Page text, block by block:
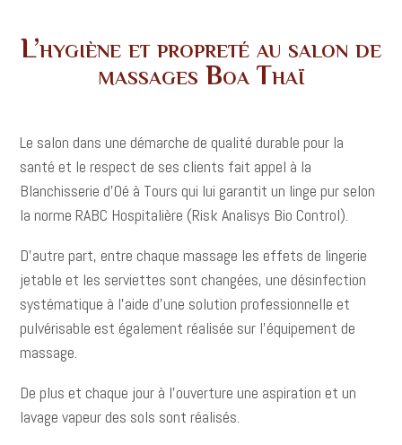
L’hygiène et propreté au salon de
massages Boa Thaï
Le salon dans une démarche de qualité durable pour la
santé et le respect de ses clients fait appel à la
Blanchisserie d’Oé à Tours qui lui garantit un linge pur selon
la norme RABC Hospitalière (Risk Analisys Bio Control).
D’autre part, entre chaque massage les effets de lingerie
jetable et les serviettes sont changées, une désinfection
systématique à l’aide d’une solution professionnelle et
pulvérisable est également réalisée sur l’équipement de
massage.
De plus et chaque jour à l’ouverture une aspiration et un
lavage vapeur des sols sont réalisés.